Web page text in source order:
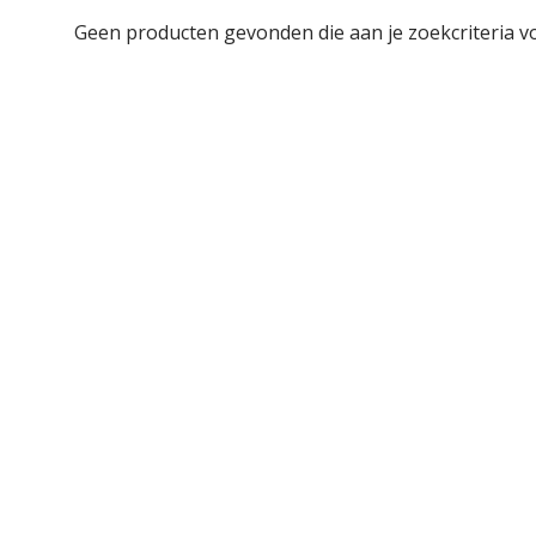
Geen producten gevonden die aan je zoekcriteria